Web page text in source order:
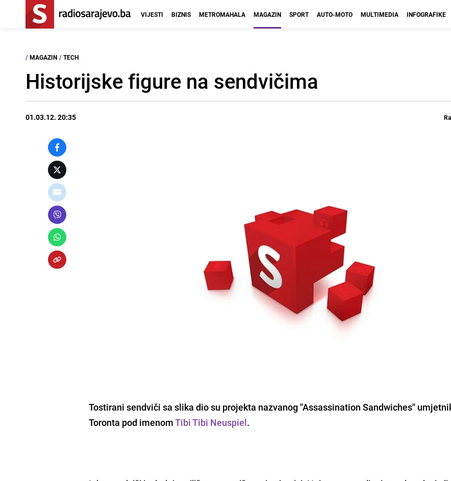
VIJESTI BIZNIS METROMAHALA MAGAZIN SPORT AUTO-MOTO MULTIMEDIA INFOGRAFIKE
/ MAGAZIN / TECH
Historijske figure na sendvičima
01.03.12. 20:35
Tostirani sendviči sa slika dio su projekta nazvanog ''Assassination Sandwiches''
Toronta pod imenomTibi Tibi Neuspiel.